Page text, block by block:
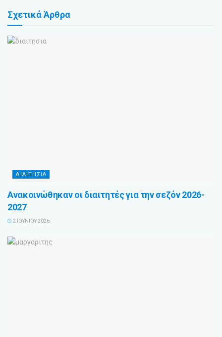
ΣχετικάΆρθρα
ΔΙΑΙΤΗΣΙΑ
Ανακοινώθηκαν οι διαιτητές για την σεζόν 2026-
2027
2 ΙΟΥΝΊΟΥ 2026